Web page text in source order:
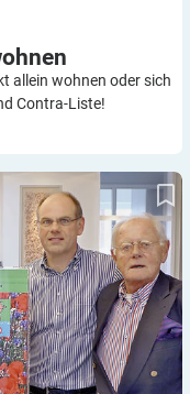
allein wohnen oder sich
Contra-Liste!
alt!